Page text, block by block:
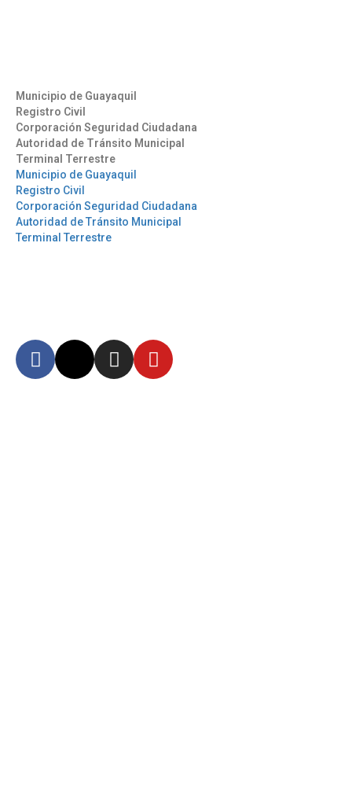
Municipio de Guayaquil
Registro Civil
Corporación Seguridad Ciudadana
Autoridad de Tránsito Municipal
Terminal Terrestre
Municipio de Guayaquil
Registro Civil
Corporación Seguridad Ciudadana
Autoridad de Tránsito Municipal
Terminal Terrestre